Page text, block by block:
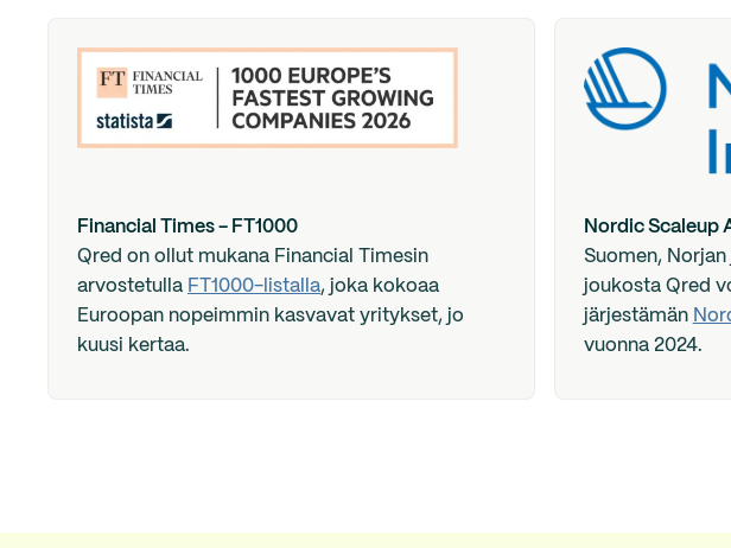
Financial Times - FT1000
Qred on ollut mukana Financial Timesin
arvostetulla FT1000-listalla, joka kokoaa
Euroopan nopeimmin kasvavat yritykset, jo
kuusi kertaa.
Nordic Scaleup
Suomen,
joukosta Qred
järjestämän
vuonna 2024.